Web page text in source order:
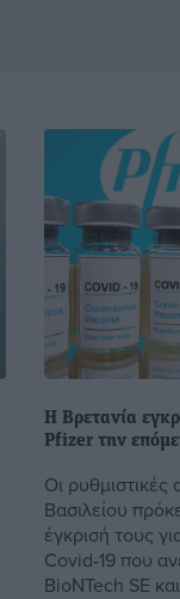
Η Βρετανία
Pfizer την
Οι
Βασιλείου
έγκρισή τους
Covid-19 που
BioNTech SE